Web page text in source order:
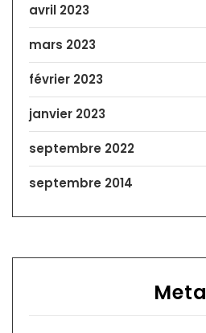
avril 2023
mars 2023
février 2023
janvier 2023
septembre 2022
septembre 2014
Meta